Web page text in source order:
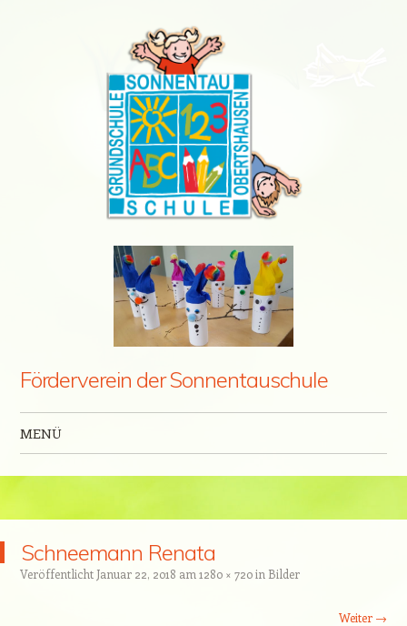
Förderverein der Sonnentauschule
MENÜ
Schneemann Renata
Veröffentlicht Januar 22, 2018 am 1280 × 720in Bilder
Weiter →